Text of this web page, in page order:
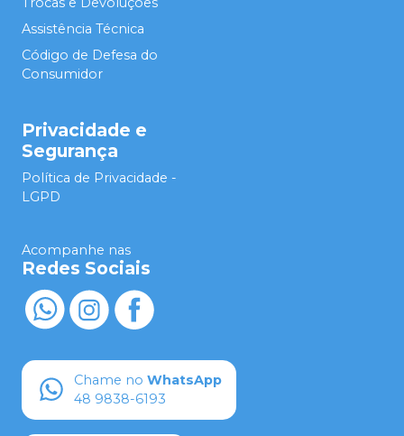
Assistência Técnica
Código de Defesa do
Consumidor
Privacidade e
Segurança
Política de Privacidade -
LGPD
Acompanhe nas
Redes Sociais
Chame no WhatsApp
48 9838-6193